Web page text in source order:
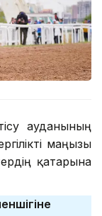
ауданының
маңызы
қатарына